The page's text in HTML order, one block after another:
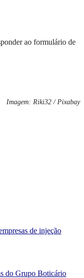
ao formulário de
Imagem: Riki32 / Pixabay
de injeção
do Grupo Boticário